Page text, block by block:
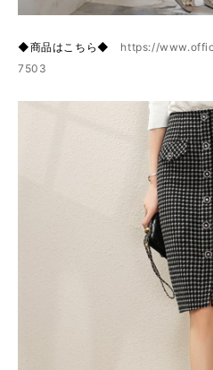
◆商品はこちら◆ https://
7503